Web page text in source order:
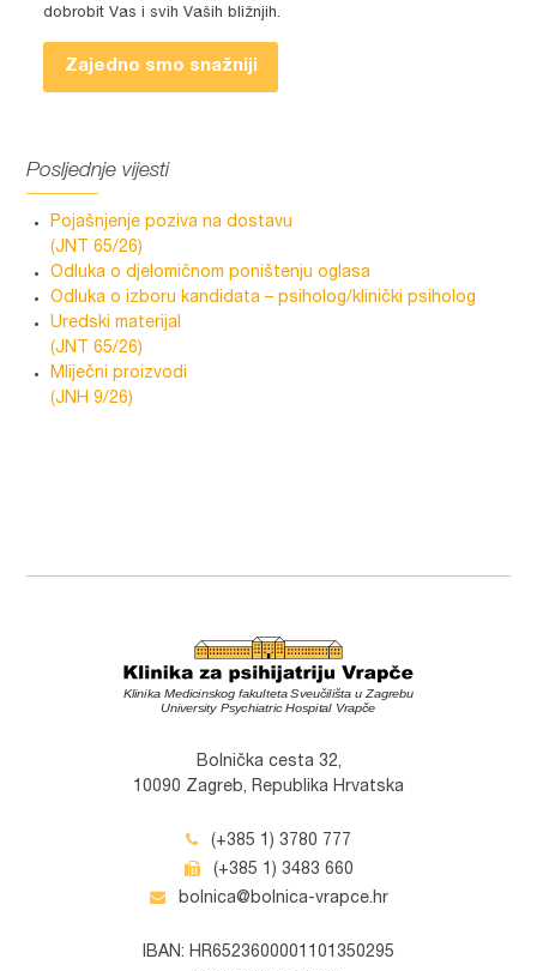
dobrobit Vas i svih Vaših bližnjih.
Zajedno smo snažniji
Posljednje vijesti
Pojašnjenje poziva na dostavu
(JNT 65/26)
Odluka o djelomičnom poništenju oglasa
Odluka o izboru kandidata – psiholog/klinički psiholog
Uredski materijal
(JNT 65/26)
Mliječni proizvodi
(JNH 9/26)
Bolnička cesta 32,
10090 Zagreb, Republika Hrvatska
(+385 1) 3780 777
(+385 1) 3483 660
bolnica@bolnica-vrapce.hr
IBAN: HR6523600001101350295